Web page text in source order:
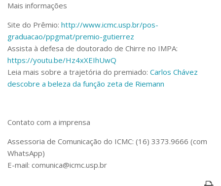
Mais informações
Site do Prêmio: http://www.icmc.usp.br/pos-
graduacao/ppgmat/premio-gutierrez
Assista à defesa de doutorado de Chirre no IMPA:
https://youtu.be/Hz4xXEIhUwQ
Leia mais sobre a trajetória do premiado: Carlos Chávez
descobre a beleza da função zeta de Riemann
Contato com a imprensa
Assessoria de Comunicação do ICMC: (16) 3373.9666 (com
WhatsApp)
E-mail: comunica@icmc.usp.br